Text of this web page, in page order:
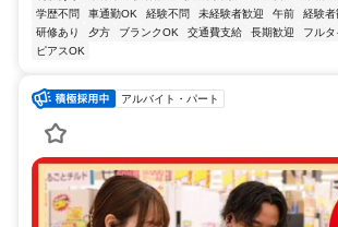
学歴不問
車通勤OK 経験不問 未経験者歓迎 午前 経験者
研修あり
夕方 ブランクOK 交通費支給 長期歓迎 フル
ピアスOK
アルバイト・パート